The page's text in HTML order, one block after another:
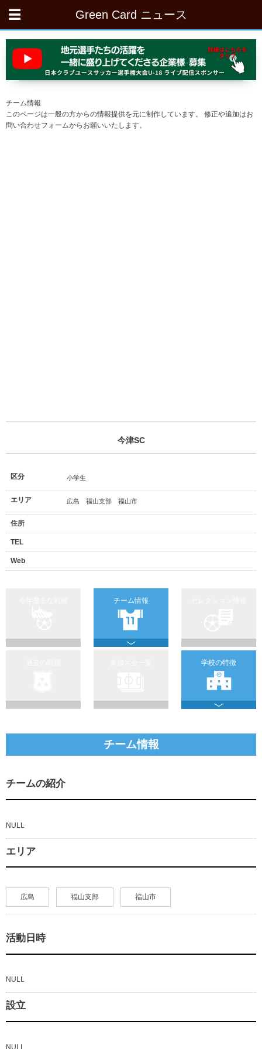
Green Card ニュース
チーム情報
このページは一般の方からの情報提供を元に制作しています。 修正や追加はお
問い合わせフォームからお願いいたします。
今津SC
区分 小学生
エリア 広島 福山支部 福山市
住所
TEL
Web
チーム情報
学校の特徴
チーム情報
チームの紹介
NULL
エリア
広島 福山支部 福山市
活動日時
NULL
設立
NULL